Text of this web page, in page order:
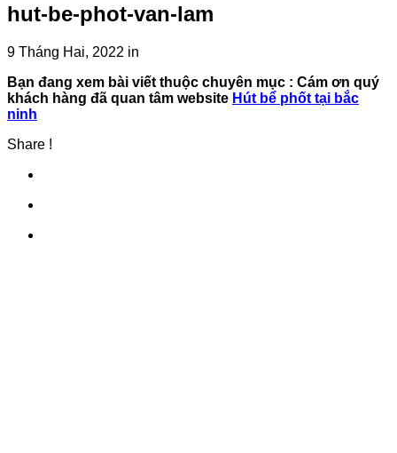
hut-be-phot-van-lam
9 Tháng Hai, 2022 in
Bạn đang xem bài viết thuộc chuyên mục : Cám ơn quý
khách hàng đã quan tâm website Hút bể phốt tại bắc
ninh
Share !